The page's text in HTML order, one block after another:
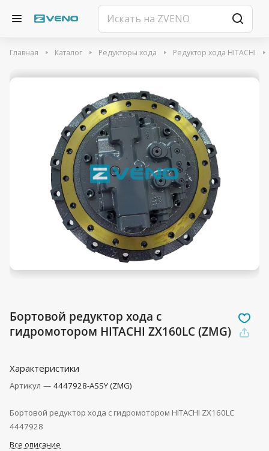
Главная Каталог Редукторы хода Редуктор хода HITACHI
Бортовой редуктор хода с
гидромотором HITACHI ZX160LC (ZMG)
Характеристики
Артикул — 4447928-ASSY (ZMG)
Бортовой редуктор хода с гидромотором HITACHI ZX160LC
4447928
Все описание